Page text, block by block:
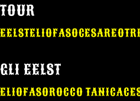
TOUR
EELSTELIOFASOCESAREO
GLI EELST
ELIOFASOROCCO TANICA